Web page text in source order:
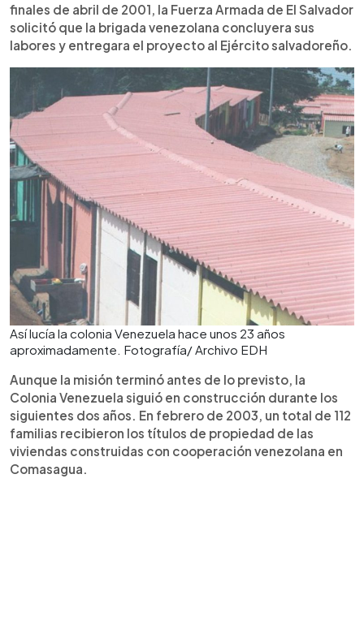
finales de abril de 2001, la Fuerza Armada de El Salvador
solicitó que la brigada venezolana concluyera sus
labores y entregara el proyecto al Ejército salvadoreño.
Así lucía la colonia Venezuela hace unos 23 años
aproximadamente. Fotografía/ Archivo EDH
Aunque la misión terminó antes de lo previsto, la
Colonia Venezuela siguió en construcción durante los
siguientes dos años. En febrero de 2003, un total de 112
familias recibieron los títulos de propiedad de las
viviendas construidas con cooperación venezolana en
Comasagua.